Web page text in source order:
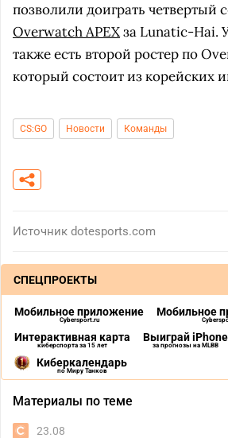
позволили доиграть четвертый
Overwatch APEXза Lunatic-Hai.
также есть второй ростер по
который состоит из корейских
CS:GO Новости Команды
Источник dotesports.com
СПЕЦПРОЕКТЫ
Мобильное приложение
Cybersport.ru
Мобильное
Интерактивная карта
киберспорта за 15 лет
Выиграй iPhone
за прогнозы на MLBB
Киберкалендарь
по Миру Танков
Материалы по теме
23.08